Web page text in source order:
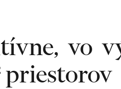
vo
priestorov